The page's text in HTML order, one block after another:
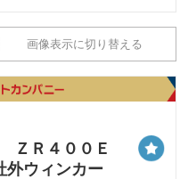
画像表示に切り替える
ＺＲ４００Ｅ
ウィンカー